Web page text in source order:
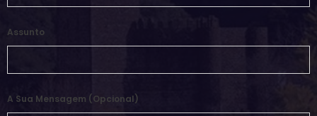
Assunto
A Sua Mensagem (opcional)